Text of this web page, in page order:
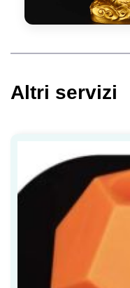
Altri servizi